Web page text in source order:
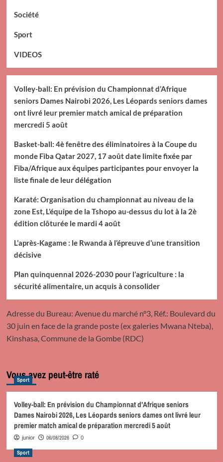
Société
Sport
VIDEOS
Volley-ball: En prévision du Championnat d’Afrique
seniors Dames Nairobi 2026, Les Léopards seniors dames
ont livré leur premier match amical de préparation
mercredi 5 août
Basket-ball: 4è fenêtre des éliminatoires à la Coupe du
monde Fiba Qatar 2027, 17 août date limite fixée par
Fiba/Afrique aux équipes participantes pour envoyer la
liste finale de leur délégation
Karaté: Organisation du championnat au niveau de la
zone Est, L’équipe de la Tshopo au-dessus du lot à la 2è
édition clôturée le mardi 4 août
L’après-Kagame : le Rwanda à l’épreuve d’une transition
décisive
Plan quinquennal 2026-2030 pour l’agriculture : la
sécurité alimentaire, un acquis à consolider
Adresse du Bureau: Avenue du marché n°3, Réf.: Boulevard du
30 juin en face de la grande poste (ex galeries Mwana Nteba),
Kinshasa, Commune de la Gombe (RDC)
Vous avez peut-être raté
Sport
Volley-ball: En prévision du Championnat d’Afrique seniors
Dames Nairobi 2026, Les Léopards seniors dames ont livré leur
premier match amical de préparation mercredi 5 août
junior 06/08/2026 0
Sport